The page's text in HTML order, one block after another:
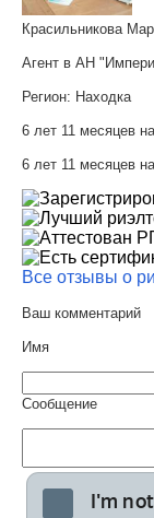
Красильникова
Агент в АН
Регион: Находка
6 лет 11 месяцев
6 лет 11 месяцев
Все отзывы о
Ваш комментарий
Имя
Сообщение